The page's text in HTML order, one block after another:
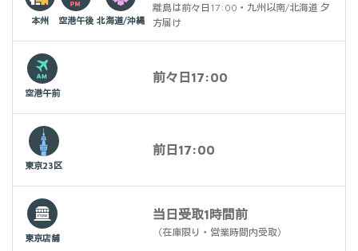
本州 空港午後 北海道/沖縄
離島は前々日17:00・九州以南/北海道 夕
方届け
空港午前
前々日17:00
東京23区
前日17:00
東京店舗
当日受取1時間前
（在庫限り・営業時間内受取）